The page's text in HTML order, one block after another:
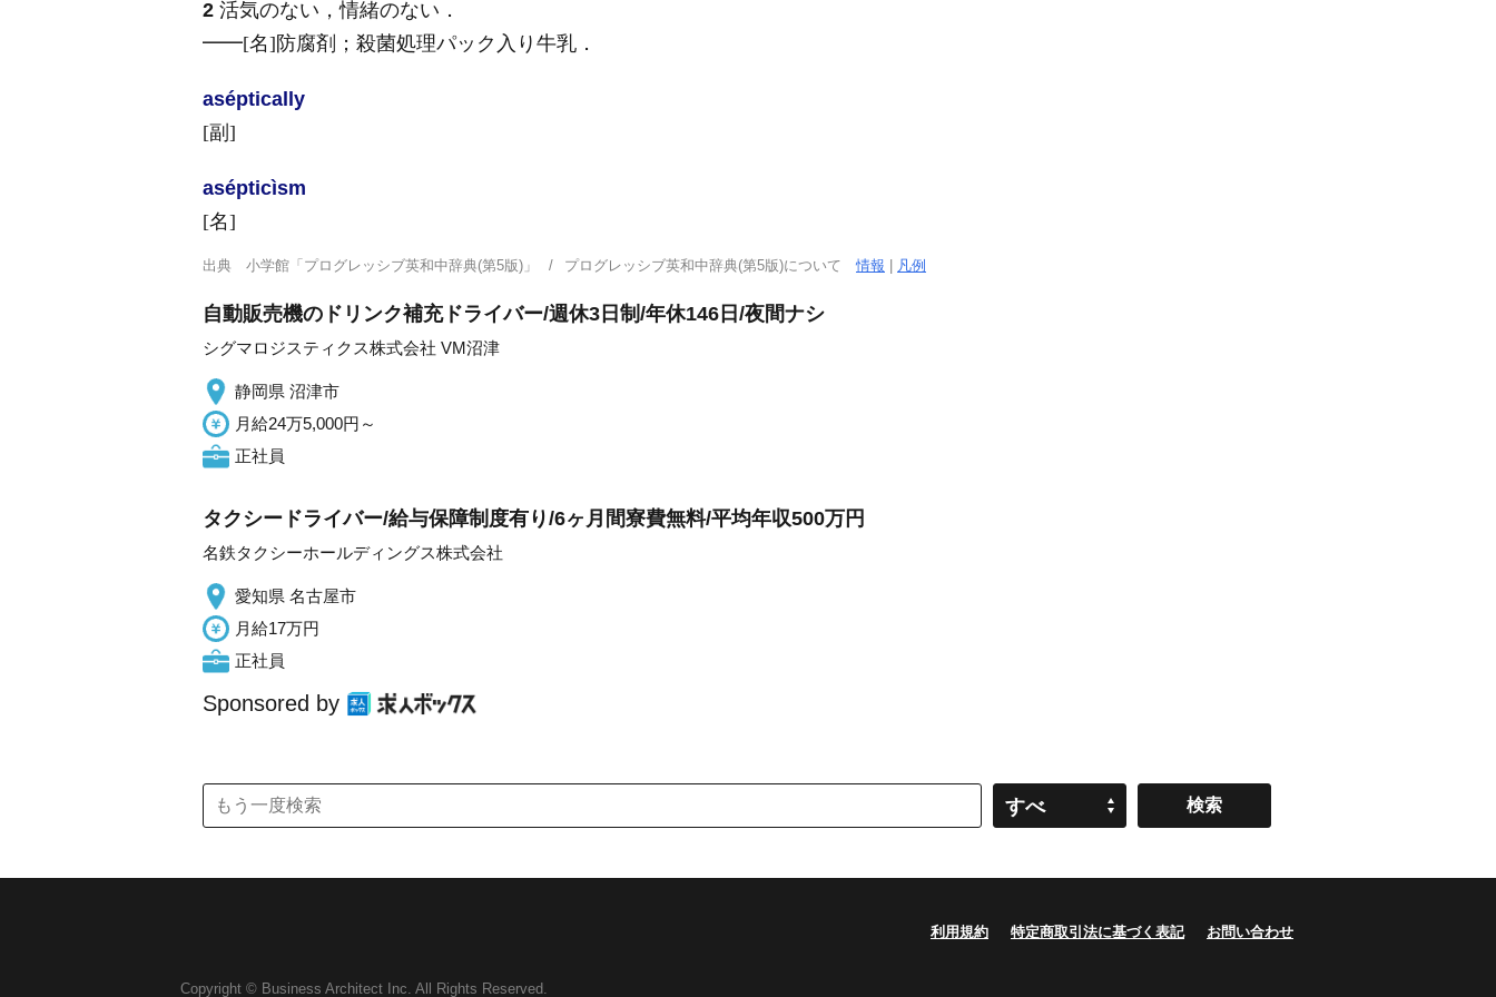
2 活気のない，情緒のない ．
━━[名] 防腐剤；殺菌処理パック入り牛乳 ．
aséptically
[副]
asépticìsm
[名]
出典 小学館「プログレッシブ英和中辞典(第5版)」 プログレッシブ英和中辞典(第5版)について情報 凡例
自動販売機のドリンク補充ドライバー/週休3日制/年休146日/夜間ナシ
シグマロジスティクス株式会社 VM沼津
静岡県 沼津市
月給24万5,000円～
正社員
タクシードライバー/給与保障制度有り/6ヶ月間寮費無料/平均年収500万円
名鉄タクシーホールディングス株式会社
愛知県 名古屋市
月給17万円
正社員
Sponsored by
すべ
利用規約 特定商取引法に基づく表記 お問い合わせ
Copyright © Business Architect Inc. All Rights Reserved.